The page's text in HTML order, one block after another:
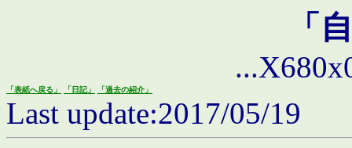
「
「表紙へ戻る」 「日記」 「過去の紹介」
Last update:2017/05/19